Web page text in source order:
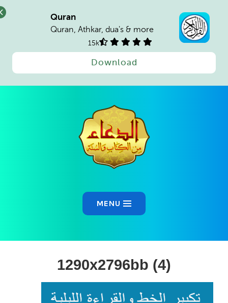
Quran
Quran, Athkar, dua's & more
15k
Download
MENU
1290x2796bb (4)